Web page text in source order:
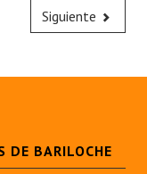
Siguiente
DE BARILOCHE